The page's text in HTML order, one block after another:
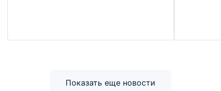
Показать еще новости